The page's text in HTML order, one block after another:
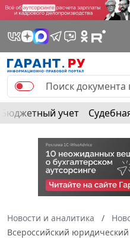
Бюджетный учет
Новости и аналитика
Всероссийский